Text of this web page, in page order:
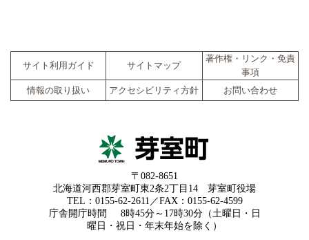
サイト利用ガイド サイトマップ
著作権・リンク・免責
事項
情報の取り扱い
アクセシビリティ方針 お問い合わせ
〒082-8651
北海道河西郡芽室町東2条2丁目14 芽室町役場
TEL：0155-62-2611／FAX：0155-62-4599
庁舎開庁時間
8時45分～17時30分（土曜日・日
曜日・祝日・年末年始を除く）